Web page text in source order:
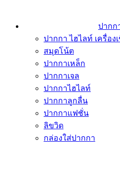
ปากก
ปากกา ไฮไลท์ เครื่อง
สมุดโน้ต
ปากกาเหล็ก
ปากกาเจล
ปากกาไฮไลท์
ปากกาลูกลื่น
ปากกาแฟชั่น
ลิขวิด
กล่องใส่ปากกา